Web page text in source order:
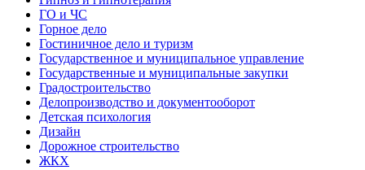
ГО и ЧС
Горное дело
Гостиничное дело и туризм
Государственное и муниципальное управление
Государственные и муниципальные закупки
Градостроительство
Делопроизводство и документооборот
Детская психология
Дизайн
Дорожное строительство
ЖКХ